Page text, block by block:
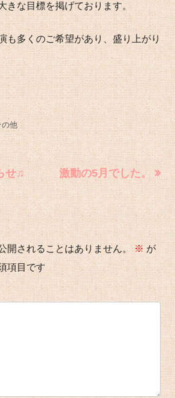
きな目標を掲げております。
も多くのご希望があり、盛り上がり
の他
せ♫
次
の
記
事:
激動の5月でした。
開されることはありません。 ※が
項目です